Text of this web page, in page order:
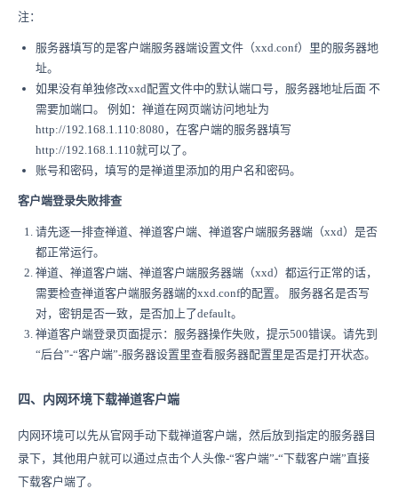
注：
服务器填写的是客户端服务器端设置文件（xxd.conf）里的服务器地
址。
如果没有单独修改xxd配置文件中的默认端口号，服务器地址后面 不
需要加端口。 例如：禅道在网页端访问地址为
http://192.168.1.110:8080，在客户端的服务器填写
http://192.168.1.110就可以了。
账号和密码，填写的是禅道里添加的用户名和密码。
客户端登录失败排查
请先逐一排查禅道、禅道客户端、禅道客户端服务器端（xxd）是否
都正常运行。
禅道、禅道客户端、禅道客户端服务器端（xxd）都运行正常的话，
需要检查禅道客户端服务器端的xxd.conf的配置。 服务器名是否写
对，密钥是否一致，是否加上了default。
禅道客户端登录页面提示：服务器操作失败，提示500错误。请先到
“后台”-“客户端”-服务器设置里查看服务器配置里是否是打开状态。
四、 内网环境下载禅道客户端
内网环境可以先从官网手动下载禅道客户端，然后放到指定的服务器目
录下，其他用户就可以通过点击个人头像-“客户端”-“下载客户端”直接
下载客户端了。